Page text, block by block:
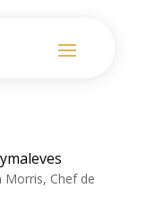
Morris, Chef de